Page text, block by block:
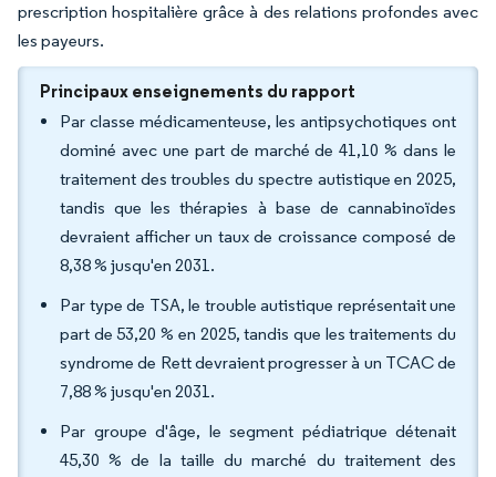
prescription hospitalière grâce à des relations profondes avec
les payeurs.
Principaux enseignements du rapport
Par classe médicamenteuse, les antipsychotiques ont
dominé avec une part de marché de 41,10 % dans le
traitement des troubles du spectre autistique en 2025,
tandis que les thérapies à base de cannabinoïdes
devraient afficher un taux de croissance composé de
8,38 % jusqu'en 2031.
Par type de TSA, le trouble autistique représentait une
part de 53,20 % en 2025, tandis que les traitements du
syndrome de Rett devraient progresser à un TCAC de
7,88 % jusqu'en 2031.
Par groupe d'âge, le segment pédiatrique détenait
45,30 % de la taille du marché du traitement des